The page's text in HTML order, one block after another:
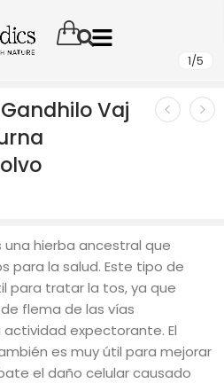
1/5
Vaj
una hierba ancestral que
para la salud. Este tipo de
para tratar la tos, ya que
flema de las vías
expectorante. El
es muy útil para mejorar
el daño celular causado